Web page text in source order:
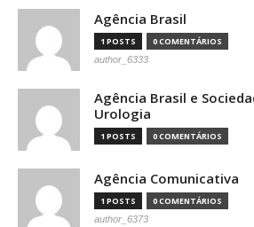
Agência Brasil
1 POSTS 0 COMENTÁRIOS
author_6333
Agência Brasil e
Urologia
1 POSTS 0 COMENTÁRIOS
Agência Comunicativa
1 POSTS 0 COMENTÁRIOS
author_6373